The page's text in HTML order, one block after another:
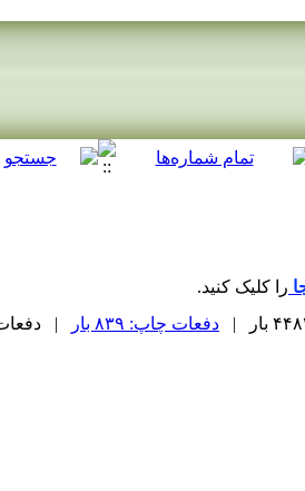
را کلیک کنید.
دفعات چاپ: ۸۳۹ بار | دفعات